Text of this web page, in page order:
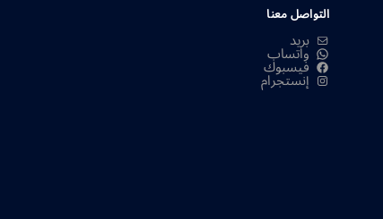
التواصل معنا
بريد
واتساب
فيسبوك
إنستجرام